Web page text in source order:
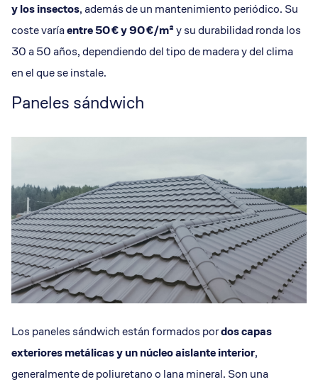
y los insectos, además de un mantenimiento periódico. Su
coste varíaentre 50 € y 90 €/m²y su durabilidad ronda los
30 a 50 años, dependiendo del tipo de madera y del clima
en el que se instale.
Paneles sándwich
Los paneles sándwich están formados pordos capas
exteriores metálicas y un núcleo aislante interior,
generalmente de poliuretano o lana mineral. Son una